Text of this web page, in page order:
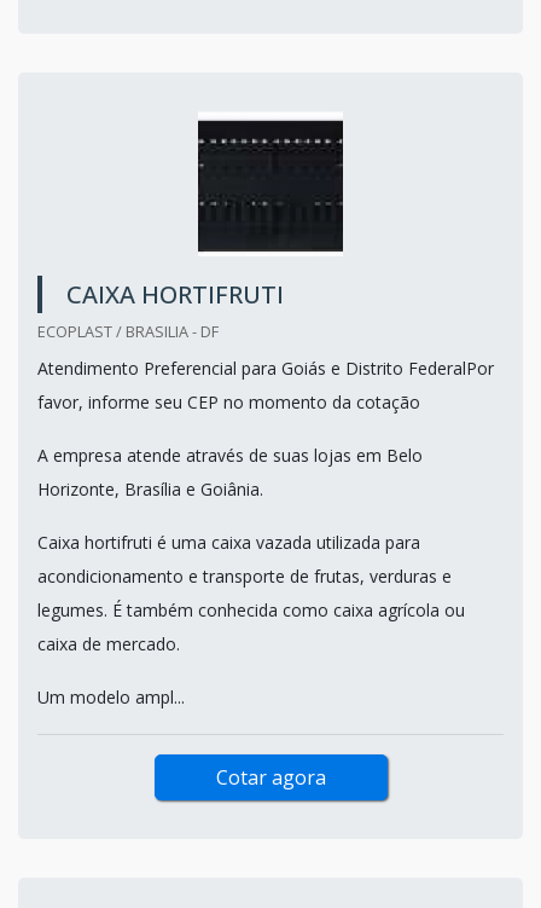
CAIXA HORTIFRUTI
ECOPLAST / BRASILIA - DF
Atendimento Preferencial para Goiás e Distrito FederalPor
favor, informe seu CEP no momento da cotação
A empresa atende através de suas lojas em Belo
Horizonte, Brasília e Goiânia.
Caixa hortifruti é uma caixa vazada utilizada para
acondicionamento e transporte de frutas, verduras e
legumes. É também conhecida como caixa agrícola ou
caixa de mercado.
Um modelo ampl...
Cotar agora